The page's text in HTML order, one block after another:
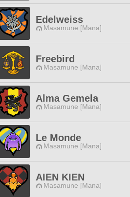
Edelweiss
Masamune [Mana]
Freebird
Masamune [Mana]
Alma Gemela
Masamune [Mana]
Le Monde
Masamune [Mana]
AIEN KIEN
Masamune [Mana]